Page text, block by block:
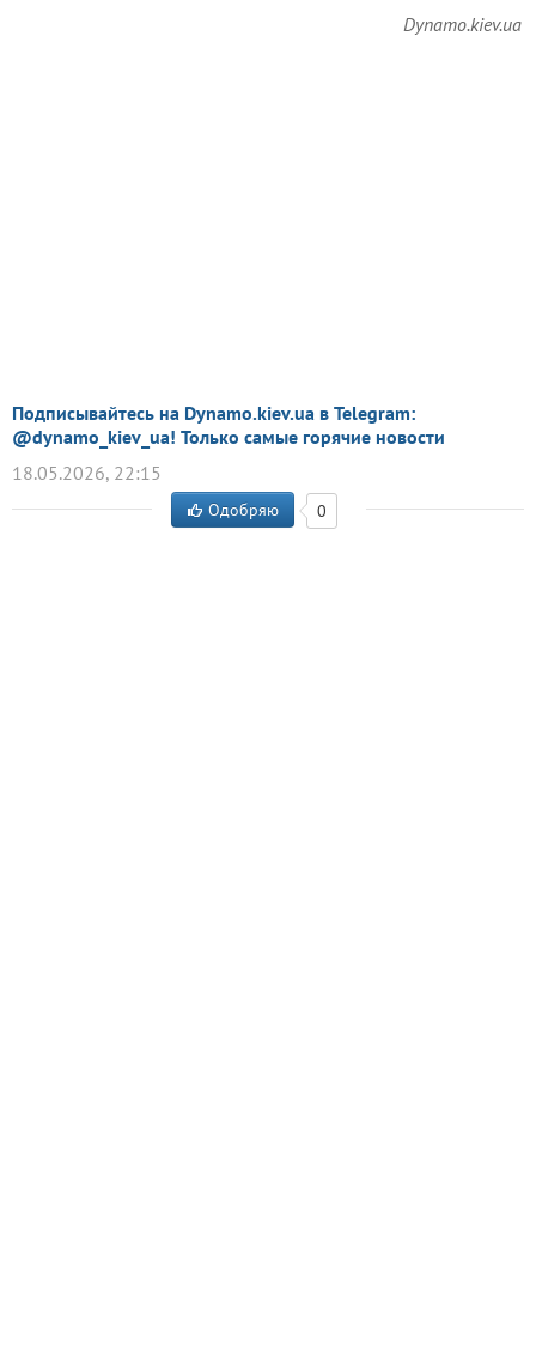
Dynamo.kiev.ua
Подписывайтесь на Dynamo.kiev.ua в Telegram:
@dynamo_kiev_ua! Только самые горячие новости
18.05.2026, 22:15
Одобряю 0